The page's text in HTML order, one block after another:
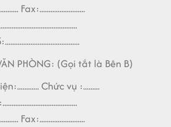
Fax:.........................
PHÒNG: (Gọi tắt là Bên B)
Chức vụ :.........
Fax:.........................